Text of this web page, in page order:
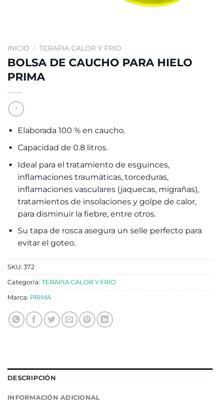
INICIO / TERAPIA CALOR Y FRIO
BOLSA DE CAUCHO PARA HIELO
PRIMA
Elaborada 100 % en caucho.
Capacidad de 0.8 litros.
Ideal para el tratamiento de esguinces,
inflamaciones traumáticas, torceduras,
inflamaciones vasculares (jaquecas, migrañas),
tratamientos de insolaciones y golpe de calor,
para disminuir la fiebre, entre otros.
Su tapa de rosca asegura un selle perfecto para
evitar el goteo.
SKU: 372
Categoría: TERAPIA CALOR Y FRIO
Marca: PRIMA
DESCRIPCIÓN
INFORMACIÓN ADICIONAL